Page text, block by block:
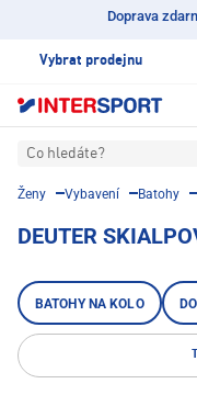
Doprava
Vybrat prodejnu
Co hledáte?
Ženy Vybavení Batohy
DEUTER
BATOHY NA KOLO